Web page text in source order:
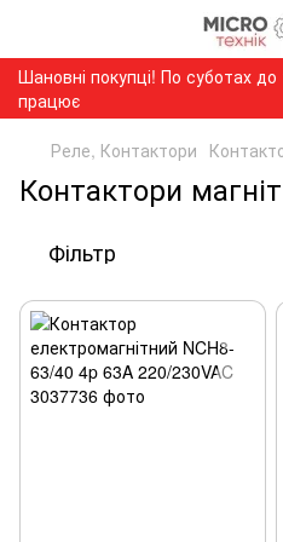
Шановні покупці! По суботах
працює
Реле, Контактори
Контактори
Фільтр